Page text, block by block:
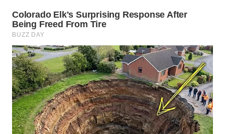
LABUHANBATU
WN
TAPANULI
TENGAH
WN DELI
SERDANG
WN